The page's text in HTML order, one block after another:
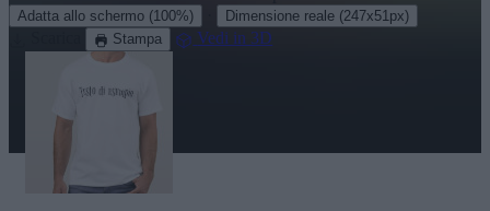
Adatta allo schermo (100%) Dimensione reale (247x51px)
Stampa Vedi in 3D